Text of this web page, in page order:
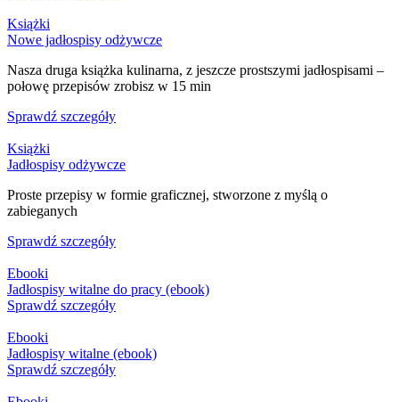
Książki
Nowe jadłospisy odżywcze
Nasza druga książka kulinarna, z jeszcze prostszymi jadłospisami –
połowę przepisów zrobisz w 15 min
Sprawdź szczegóły
Książki
Jadłospisy odżywcze
Proste przepisy w formie graficznej, stworzone z myślą o
zabieganych
Sprawdź szczegóły
Ebooki
Jadłospisy witalne do pracy (ebook)
Sprawdź szczegóły
Ebooki
Jadłospisy witalne (ebook)
Sprawdź szczegóły